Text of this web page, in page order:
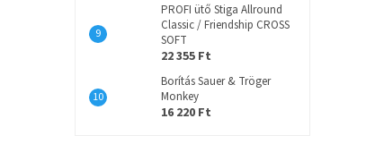
PROFI ütő Stiga Allround
Classic / Friendship CROSS
SOFT
22 355 Ft
Borítás Sauer & Tröger
Monkey
16 220 Ft